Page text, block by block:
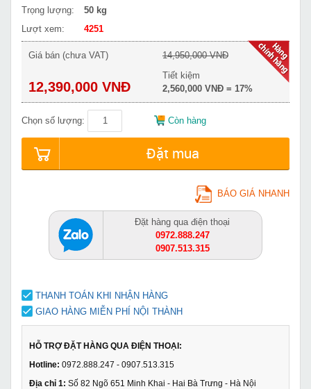
Trọng lượng:
50 kg
Lượt xem:
4251
Giá bán (chưa VAT)
12,390,000 VNĐ
14,950,000 VNĐ
Tiết kiệm
2,560,000 VNĐ = 17%
Chọn số lượng: Còn hàng
Đặt mua
BÁO GIÁ NHANH
Đặt hàng qua điện thoại
0972.888.247
0907.513.315
THANH TOÁN KHI NHẬN HÀNG
GIAO HÀNG MIỄN PHÍ NỘI THÀNH
HỖ TRỢ ĐẶT HÀNG QUA ĐIỆN THOẠI:
Hotline: 0972.888.247 - 0907.513.315
Địa chỉ 1: Số 82 Ngõ 651 Minh Khai - Hai Bà Trưng - Hà Nội